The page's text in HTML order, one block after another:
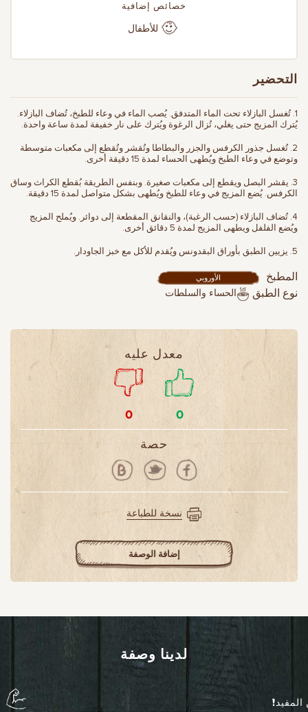
خصائص إضافية
للأطفال
التحضير
1. تُغسل البازلاء تحت الماء المتدفق. يُصب الماء في وعاء للطبخ، تُضاف البازلاء.
يُترك المزيج حتى يغلي، تُزال الرغوة ويُترك على نار خفيفة لمدة ساعة واحدة.
2. تُغسل جذور الكرفس والجزر والبطاطا وتُقشر وتُقطع إلى مكعبات متوسطة
وتوضع في وعاء الطبخ ويُطهى الحساء لمدة 15 دقيقة أخرى.
3. يقشر البصل ويقطع إلى مكعبات صغيرة. وبنفس الطريقة بُقطع الكراث وساق
الكرفس. يُضع المزيج في وعاء للطبخ ويُطهى بشكل متواصل لمدة 15 دقيقة.
4. تُضاف البازلاء (حسب الرغبة)، والنقانق المقطعة إلى دوائر. ويُملح المزيج
ويُضع الفلفل ويطهى المزيج لمدة 5 دقائق أخرى.
5. يزيين الطبق بأوراق البقدونس ويُقدم للأكل مع خبز الجاودار.
المطبخ الأوروبي
نوع الطبق الحساء والسلطات
معدل عليه
0
0
حصة
نسخة للطباعة
إضافة الوصفة
لدينا وصفة